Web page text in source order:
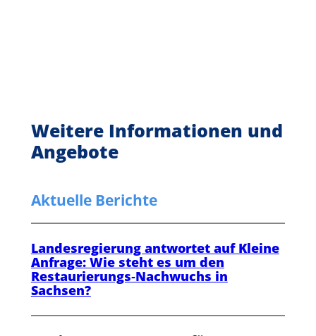
Weitere Informationen und
Angebote
Aktuelle Berichte
Landesregierung antwortet auf Kleine
Anfrage: Wie steht es um den
Restaurierungs‑Nachwuchs in
Sachsen?